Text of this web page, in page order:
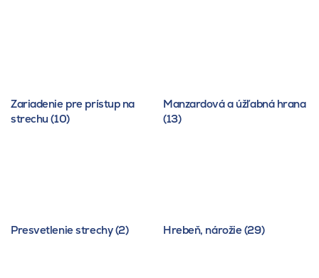
Zariadenie pre prístup na
strechu (10)
Manzardová a úžľabná hrana
(13)
Presvetlenie strechy (2) Hrebeň, nárožie (29)